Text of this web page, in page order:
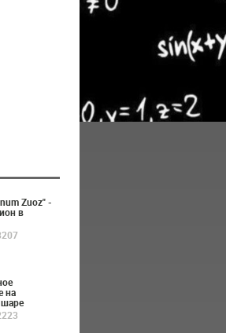
Zuoz" -
в
на